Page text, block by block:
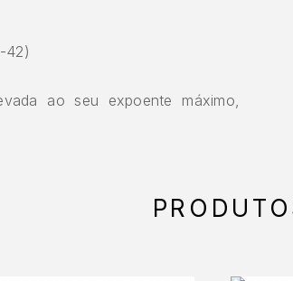
42)
ao seu expoente máximo,